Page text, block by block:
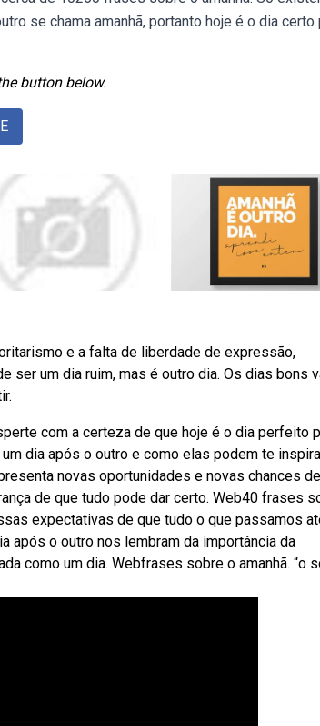
se chama amanhã, portanto hoje é o dia certo
button below.
e a falta de liberdade de expressão,
ser um dia ruim, mas é outro dia. Os dias bons
com a certeza de que hoje é o dia perfeito
dia após o outro e como elas podem te
novas oportunidades e novas chances de
de que tudo pode dar certo. Web40 frases
expectativas de que tudo o que passamos
após o outro nos lembram da importância da
como um dia. Webfrases sobre o amanhã. “o